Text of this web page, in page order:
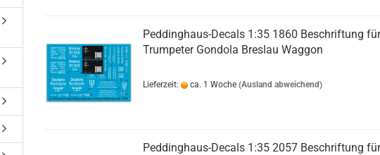
Peddinghaus-Decals 1:35 1860 Beschriftung für
Trumpeter Gondola Breslau Waggon
Lieferzeit: ca. 1 Woche (Ausland abweichend)
Peddinghaus-Decals 1:35 2057 Beschriftung für